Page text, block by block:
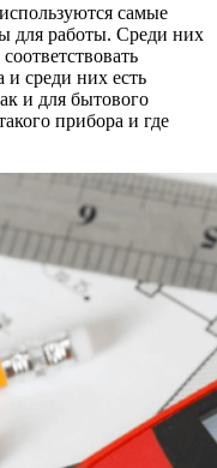
самые
для работы. Среди них
и среди них есть
и для бытового
прибора и где